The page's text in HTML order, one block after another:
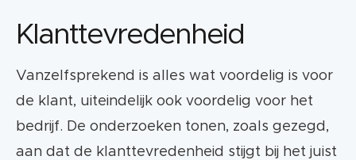
Klanttevredenheid
Vanzelfsprekend is alles wat voordelig is voor
de klant, uiteindelijk ook voordelig voor het
bedrijf. De onderzoeken tonen, zoals gezegd,
aan dat de klanttevredenheid stijgt bij het juist